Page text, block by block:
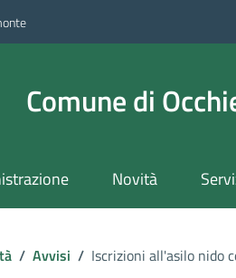
Comune di
Novità
/ Avvisi / Iscrizioni all'asilo nido